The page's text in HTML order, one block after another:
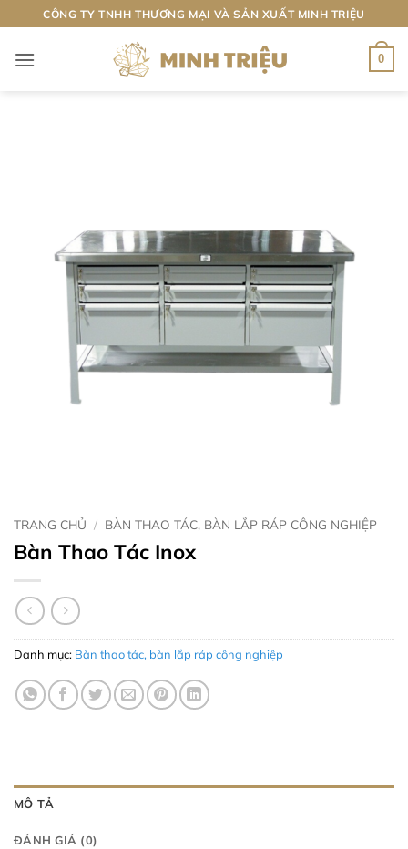
qua
nội
CÔNG TY TNHH THƯƠNG MẠI VÀ SẢN XUẤT MINH TRIỆU
0
TRANG CHỦ / BÀN THAO TÁC, BÀN LẮP RÁP CÔNG NGHIỆP
Bàn Thao Tác Inox
Danh mục: Bàn thao tác, bàn lắp ráp công nghiệp
MÔ TẢ
ĐÁNH GIÁ (0)